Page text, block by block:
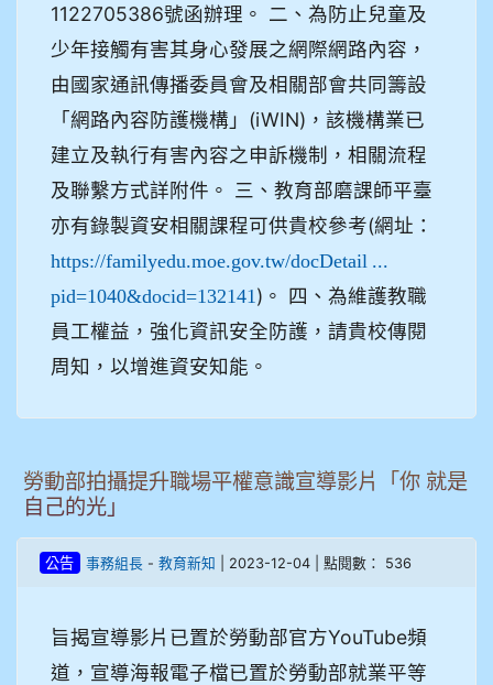
1122705386號函辦理。 二、為防止兒童及
少年接觸有害其身心發展之網際網路內容，
由國家通訊傳播委員會及相關部會共同籌設
「網路內容防護機構」(iWIN)，該機構業已
建立及執行有害內容之申訴機制，相關流程
及聯繫方式詳附件。 三、教育部磨課師平臺
亦有錄製資安相關課程可供貴校參考(網址：
https://familyedu.moe.gov.tw/docDetail ...
pid=1040&docid=132141 )。 四、為維護教職
員工權益，強化資訊安全防護，請貴校傳閱
周知，以增進資安知能。
勞動部拍攝提升職場平權意識宣導影片「你 就是
自己的光」
公告 事務組長 - 教育新知 | 2023-12-04 | 點閱數： 536
旨揭宣導影片已置於勞動部官方YouTube頻
道，宣導海報電子檔已置於勞動部就業平等